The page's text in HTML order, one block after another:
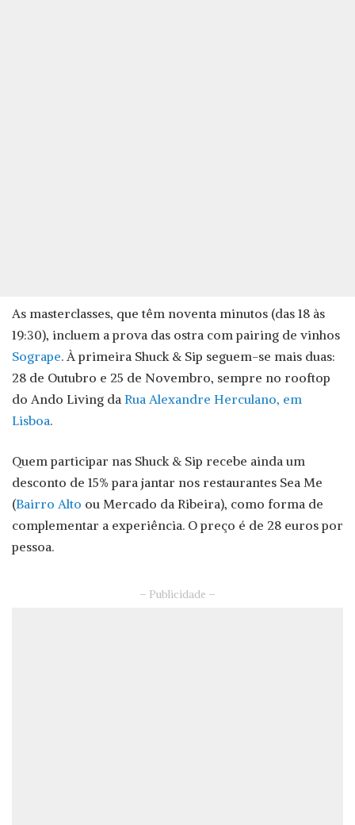
As masterclasses, que têm noventa minutos (das 18 às
19:30), incluem a prova das ostra com pairing de vinhos
Sogrape. À primeira Shuck & Sip seguem-se mais duas:
28 de Outubro e 25 de Novembro, sempre no rooftop
do Ando Living da Rua Alexandre Herculano, em
Lisboa.
Quem participar nas Shuck & Sip recebe ainda um
desconto de 15% para jantar nos restaurantes Sea Me
(Bairro Alto ou Mercado da Ribeira), como forma de
complementar a experiência. O preço é de 28 euros por
pessoa.
– Publicidade –